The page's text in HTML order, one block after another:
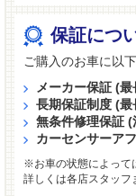
保証につ
ご購入のお車に以
メーカー保証 (
長期保証制度 (最
無条件修理保証
カーセンサーア
※お車の状態によって
詳しくは各店スタッフ